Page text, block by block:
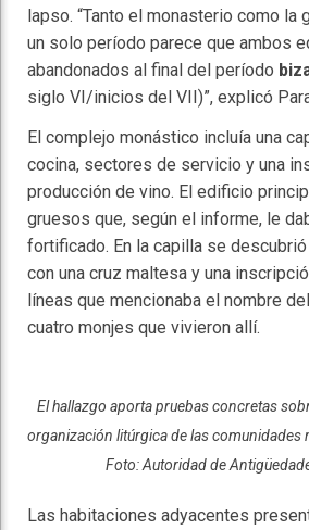
lapso. “Tanto el monasterio como la
un solo período parece que ambos
abandonados al final del período
siglo VI/inicios del VII)”, explicó
El complejo monástico incluía una
cocina, sectores de servicio y una
producción de vino. El edificio
gruesos que, según el informe, le
fortificado. En la capilla se
con una cruz maltesa y una
líneas que mencionaba el nombre
cuatro monjes que vivieron allí.
El hallazgo aporta pruebas concretas
organización litúrgica de las comunidades
Foto: Autoridad de
Las habitaciones adyacentes